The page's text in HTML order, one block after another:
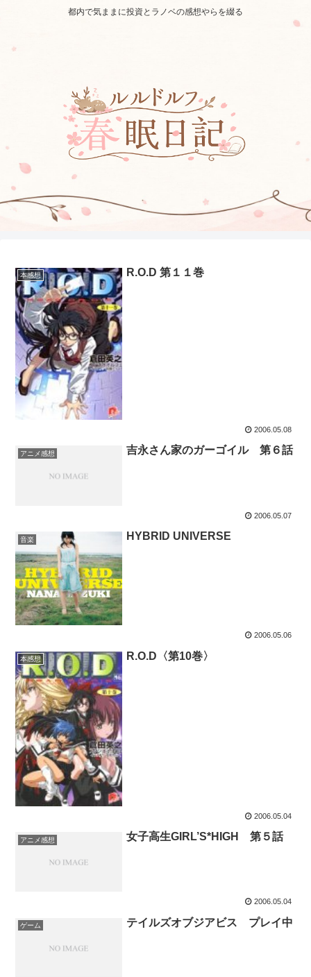
都内で気ままに投資とラノベの感想やらを綴る
本感想 R.O.D 第１１巻
2006.05.08
アニメ感想 吉永さん家のガーゴイル 第６話
2006.05.07
音楽 HYBRID UNIVERSE
2006.05.06
本感想 R.O.D〈第10巻〉
2006.05.04
アニメ感想 女子高生GIRL’S*HIGH 第５話
2006.05.04
ゲーム テイルズオブジアビス プレイ中